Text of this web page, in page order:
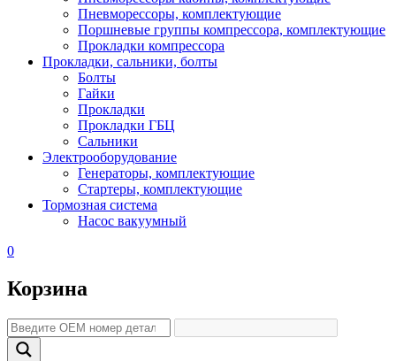
Пневморессоры, комплектующие
Поршневые группы компрессора, комплектующие
Прокладки компрессора
Прокладки, сальники, болты
Болты
Гайки
Прокладки
Прокладки ГБЦ
Сальники
Электрооборудование
Генераторы, комплектующие
Стартеры, комплектующие
Тормозная система
Насос вакуумный
0
Корзина